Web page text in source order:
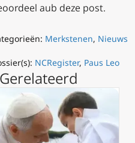
aub deze post.
Merkstenen, Nieuws
NCRegister, Paus Leo
Gerelateerd